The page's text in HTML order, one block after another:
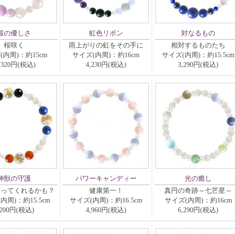
の優しさ
桜咲く
内周)：約15cm
円(税込)
虹色リボン
雨上がりの虹をその手に
サイズ(内周)：約16cm
4,230円(税込)
対なるもの
相対するものたち
サイズ(内周)：約15.5cm
3,290円(税込)
獣の守護
てくれるかも？
周)：約15.5cm
円(税込)
パワーキャンディー
健康第一！
サイズ(内周)：約16.5cm
4,960円(税込)
光の癒し
真円の奇跡～七芒星～
サイズ(内周)：約16cm
6,290円(税込)